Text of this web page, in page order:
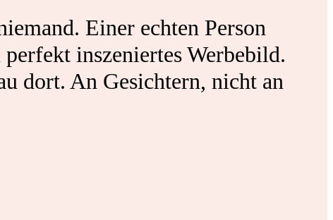
Einer echten Person
inszeniertes Werbebild.
dort. An Gesichtern, nicht an